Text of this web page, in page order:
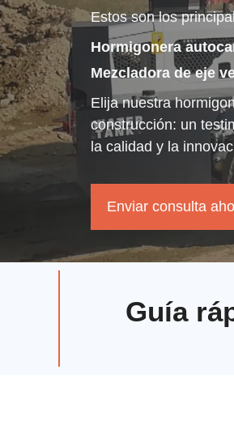
Estos son los
Hormigonera
Mezcladora de eje
Elija nuestra
construcción: un
la calidad y la
Enviar consulta
Guía